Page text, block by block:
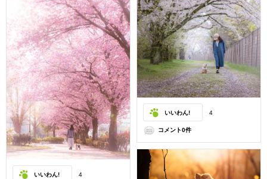
いいわん! 4
コメント0件
いいわん! 4